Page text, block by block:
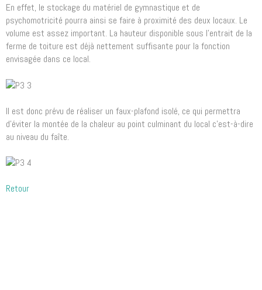
En effet, le stockage du matériel de gymnastique et de
psychomotricité pourra ainsi se faire à proximité des deux locaux. Le
volume est assez important. La hauteur disponible sous l’entrait de la
ferme de toiture est déjà nettement suffisante pour la fonction
envisagée dans ce local.
Il est donc prévu de réaliser un faux-plafond isolé, ce qui permettra
d’éviter la montée de la chaleur au point culminant du local c’est-à-dire
au niveau du faîte.
Retour